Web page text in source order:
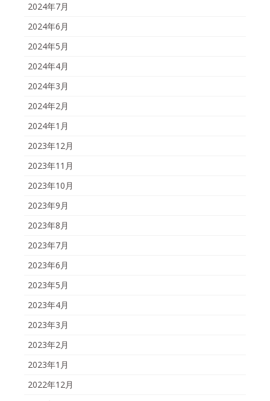
2024年7月
2024年6月
2024年5月
2024年4月
2024年3月
2024年2月
2024年1月
2023年12月
2023年11月
2023年10月
2023年9月
2023年8月
2023年7月
2023年6月
2023年5月
2023年4月
2023年3月
2023年2月
2023年1月
2022年12月